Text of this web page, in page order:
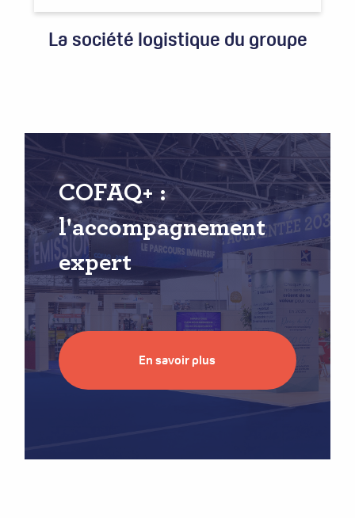
La société logistique du groupe
COFAQ+ :
l'accompagnement
expert
En savoir plus